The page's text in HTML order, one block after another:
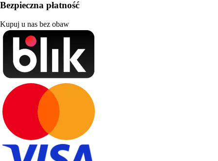
Bezpieczna płatność
Kupuj u nas bez obaw